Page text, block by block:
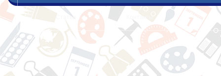
Статьи Контакты